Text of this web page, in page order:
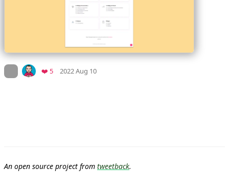
On twitter.com
❤️ 5Favorites
2022 Aug 10
An open source project from tweetback.